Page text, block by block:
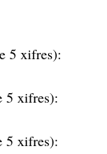
5 xifres):
5 xifres):
5 xifres):